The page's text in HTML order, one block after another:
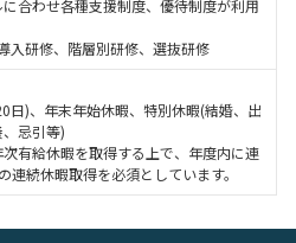
合わせ各種支援制度、優待制度が利用
研修、階層別研修、選抜研修
日)、年末年始休暇、特別休暇(結婚、出
忌引等)
有給休暇を取得する上で、年度内に連
連続休暇取得を必須としています。